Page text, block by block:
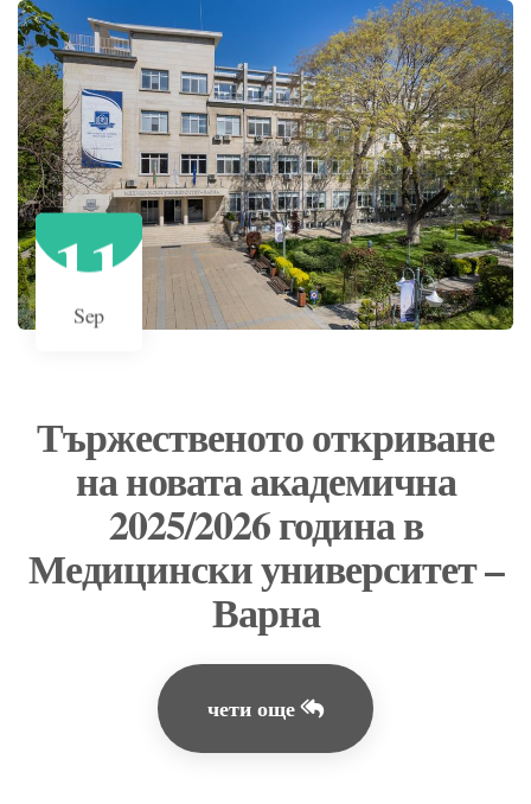
11
Sep
Тържественото откриване
на новата академична
2025/2026 година в
Медицински университет –
Варна
чети още